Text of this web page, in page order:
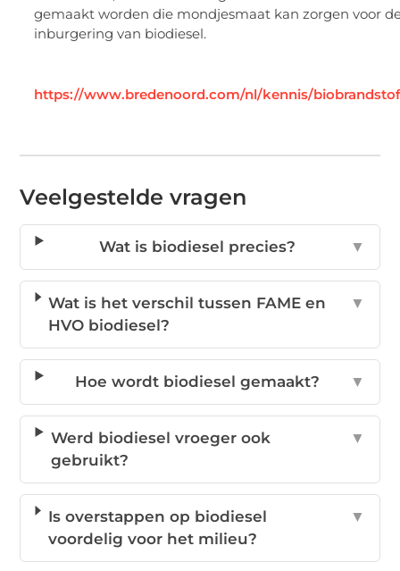
gemaakt worden die mondjesmaat kan zorgen voor
inburgering van biodiesel.
https://www.bredenoord.com/nl/kennis/
Veelgestelde vragen
Wat is biodiesel precies? ▼
Wat is het verschil tussen FAME en
HVO biodiesel?
▼
Hoe wordt biodiesel gemaakt? ▼
Werd biodiesel vroeger ook
gebruikt?
▼
Is overstappen op biodiesel
voordelig voor het milieu?
▼